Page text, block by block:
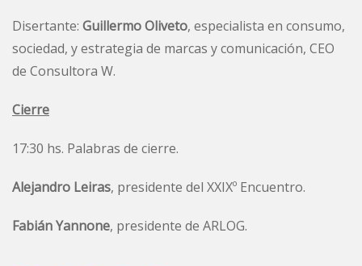
Disertante: Guillermo Oliveto, especialista en consumo,
sociedad, y estrategia de marcas y comunicación, CEO
de Consultora W.
Cierre
17:30 hs. Palabras de cierre.
Alejandro Leiras, presidente del XXIXº Encuentro.
Fabián Yannone, presidente de ARLOG.